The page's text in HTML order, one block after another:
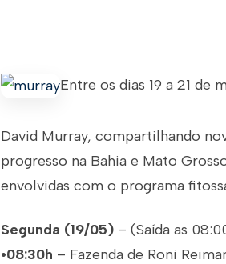
Entre os dias 19 a 21 de
David Murray, compartilhando
progresso na Bahia e Mato
envolvidas com o programa
Segunda (19/05) – (Saída as
•08:30h – Fazenda de Roni